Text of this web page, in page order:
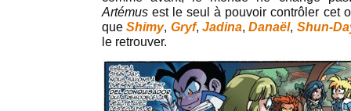
Artémus est le seul à pouvoir contrôler cet
queShimy, Gryf,Jadina,Danaël, Shun-
le retrouver.